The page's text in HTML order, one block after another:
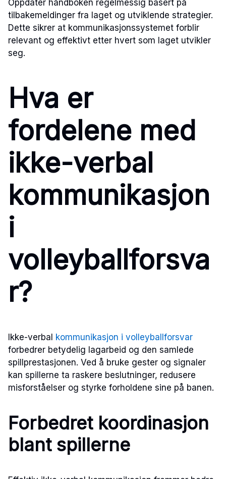
Oppdater håndboken regelmessig basert på
tilbakemeldinger fra laget og utviklende strategier.
Dette sikrer at kommunikasjonssystemet forblir
relevant og effektivt etter hvert som laget utvikler
seg.
Hva er
fordelene med
ikke-verbal
kommunikasjon
i
volleyballforsva
r?
Ikke-verbal kommunikasjon i volleyballforsvar
forbedrer betydelig lagarbeid og den samlede
spillprestasjonen. Ved å bruke gester og signaler
kan spillerne ta raskere beslutninger, redusere
misforståelser og styrke forholdene sine på banen.
Forbedret koordinasjon
blant spillerne